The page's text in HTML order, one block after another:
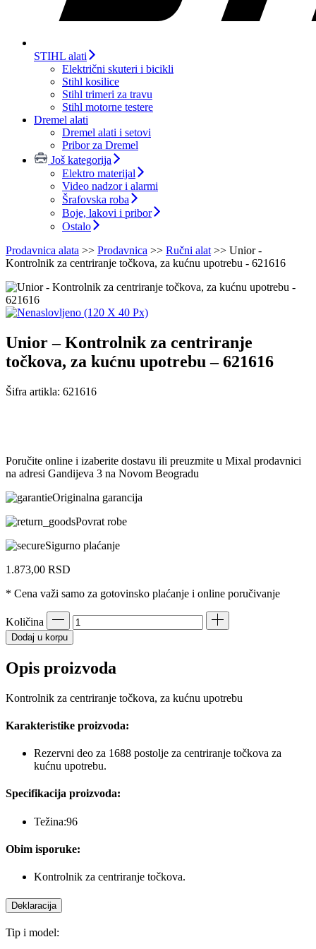
STIHL alati
Električni skuteri i bicikli
Stihl kosilice
Stihl trimeri za travu
Stihl motorne testere
Dremel alati
Dremel alati i setovi
Pribor za Dremel
Još kategorija
Elektro materijal
Video nadzor i alarmi
Šrafovska roba
Boje, lakovi i pribor
Ostalo
Prodavnica alata >> Prodavnica >> Ručni alat >> Unior -
Kontrolnik za centriranje točkova, za kućnu upotrebu - 621616
Unior – Kontrolnik za centriranje
točkova, za kućnu upotrebu – 621616
Šifra artikla: 621616
Poručite online i izaberite dostavu ili preuzmite u Mixal prodavnici
na adresi Gandijeva 3 na Novom Beogradu
Originalna garancija
Povrat robe
Sigurno plaćanje
1.873,00 RSD
* Cena važi samo za gotovinsko plaćanje i online poručivanje
Količina
Dodaj u korpu
Opis proizvoda
Kontrolnik za centriranje točkova, za kućnu upotrebu
Karakteristike proizvoda:
Rezervni deo za 1688 postolje za centriranje točkova za
kućnu upotrebu.
Specifikacija proizvoda:
Težina:96
Obim isporuke:
Kontrolnik za centriranje točkova.
Deklaracija
Tip i model: